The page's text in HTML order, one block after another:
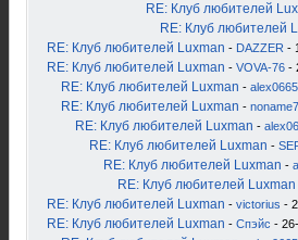
RE: Клуб любителей
RE: Клуб любителей
RE: Клуб любителей Luxman - DAZZER -
RE: Клуб любителей Luxman - VOVA-76 -
RE: Клуб любителей Luxman - alex0665
RE: Клуб любителей Luxman - noname7
RE: Клуб любителей Luxman -
RE: Клуб любителей Luxman -
RE: Клуб любителей Luxman -
RE: Клуб любителей Luxman
RE: Клуб любителей Luxman - victorius -
RE: Клуб любителей Luxman - Спэйс -